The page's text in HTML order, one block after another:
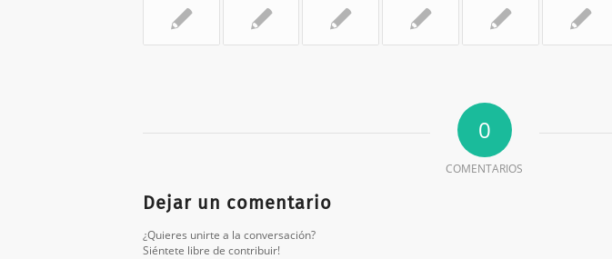
0
COMENTARIOS
Dejar un comentario
¿Quieres unirte a la conversación?
Siéntete libre de contribuir!